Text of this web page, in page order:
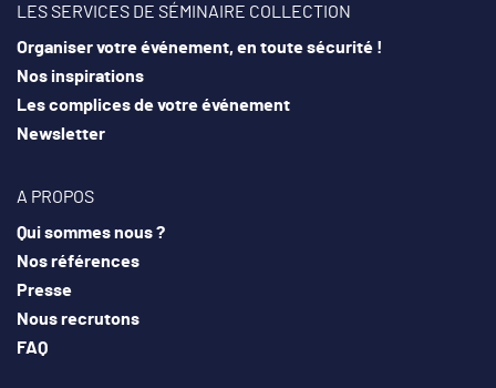
Organiser un événement professionnel nécessite de
connaître en amont
Vous faut-il une ou plusieurs salles modulables pouvant
Nos fermes partenaires peuvent s’adapter selon votre
événement pour vous garantir un
convivial et hors du commun
LES SERVICES DE SÉMINAIRE COLLECTION
Organiser votre événement, en toute sécurité !
Nos inspirations
Les complices de votre événement
Newsletter
A PROPOS
Qui sommes nous ?
Nos références
Presse
Nous recrutons
FAQ